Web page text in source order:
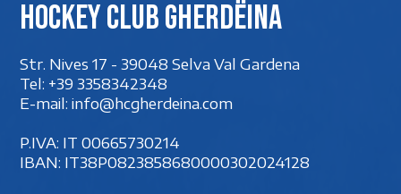
Hockey club Gherdëina
Str. Nives 17 - 39048 Selva Val Gardena
Tel: +39 3358342348
E-mail: info@hcgherdeina.com
P.IVA: IT 00‍665730214
IBAN: IT38P0823858680000302024128